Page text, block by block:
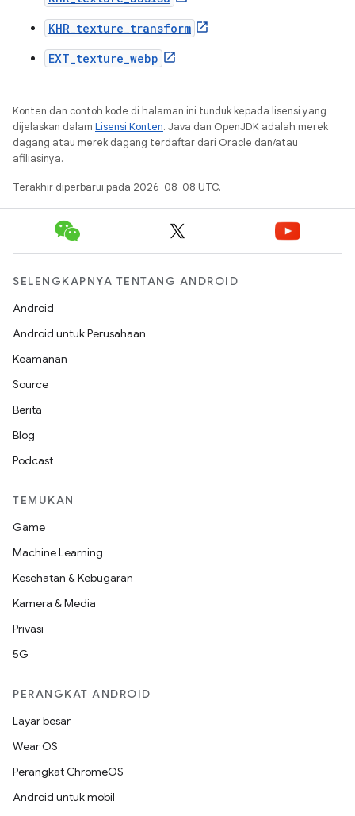
KHR_texture_transform
EXT_texture_webp
Konten dan contoh kode di halaman ini tunduk kepada lisensi yang
dijelaskan dalam Lisensi Konten. Java dan OpenJDK adalah merek
dagang atau merek dagang terdaftar dari Oracle dan/atau
afiliasinya.
Terakhir diperbarui pada 2026-08-08 UTC.
SELENGKAPNYA TENTANG ANDROID
Android
Android untuk Perusahaan
Keamanan
Source
Berita
Blog
Podcast
TEMUKAN
Game
Machine Learning
Kesehatan & Kebugaran
Kamera & Media
Privasi
5G
PERANGKAT ANDROID
Layar besar
Wear OS
Perangkat ChromeOS
Android untuk mobil